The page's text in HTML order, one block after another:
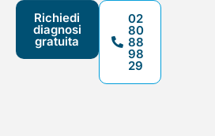
Richiedi
diagnosi
gratuita
02
80
88
98
29